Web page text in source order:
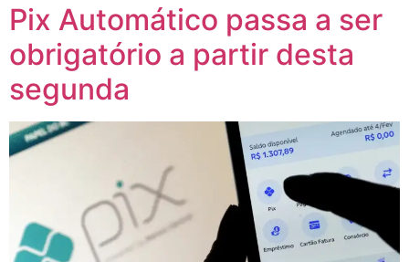
Pix Automático passa a ser
obrigatório a partir desta
segunda